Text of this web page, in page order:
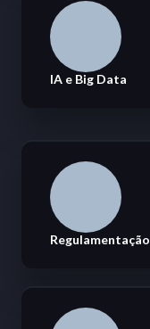
IA e Big Data
Regulamentação